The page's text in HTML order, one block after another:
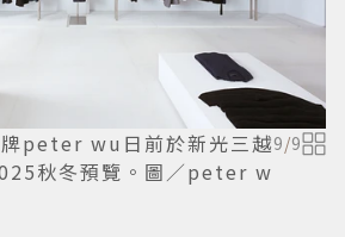
peter wu日前於新光三越
秋冬預覽。圖／peter w
9/9